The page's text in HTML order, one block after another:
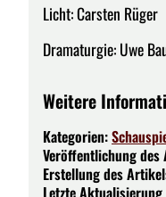
Licht: Carsten Rüger
Dramaturgie: Uwe
Weitere
Kategorien:
Veröffentlichung
Erstellung des